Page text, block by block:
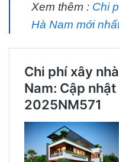
Xem thêm : Chi
Hà Nam mới